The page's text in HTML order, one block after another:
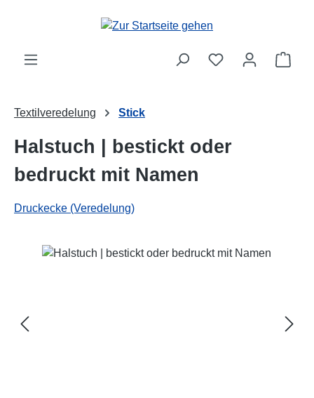
Zum Hauptinhalt springen
Textilveredelung Stick
Halstuch | bestickt oder
bedruckt mit Namen
Druckecke (Veredelung)
Bildergalerie überspringen